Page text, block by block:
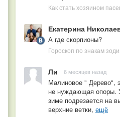
Как стать хозяином
Екатерина
А где скорпионы?
Гороскоп по знакам
Ли 6 месяцев назад
Малиновое " Дерево",
не нуждающая опоры.
зиме подрезается на
верхние ветки, ещё